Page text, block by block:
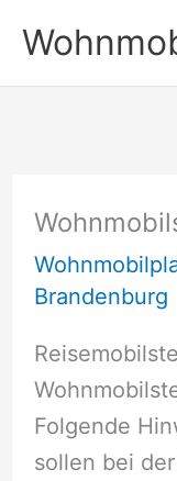
Inhalt
springen
Brandenburg
Folgende
sollen bei